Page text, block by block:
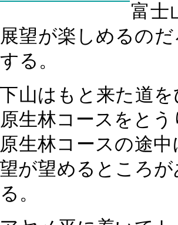
富士
望が楽しめるの
る。
山はもと来た道を
生林コースをと
生林コースの途中
が望めるところ
。